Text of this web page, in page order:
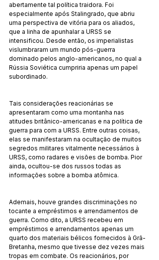
abertamente tal política traidora. Foi
especialmente após Stalingrado, que abriu
uma perspectiva de vitória para os aliados,
que a linha de apunhalar a URSS se
intensificou. Desde então, os imperialistas
vislumbraram um mundo pós-guerra
dominado pelos anglo-americanos, no qual a
Rússia Soviética cumpriria apenas um papel
subordinado.
Tais considerações reacionárias se
apresentaram como uma montanha nas
atitudes britânico-americanas e na política de
guerra para com a URSS. Entre outras coisas,
elas se manifestaram na ocultação de muitos
segredos militares vitalmente necessários à
URSS, como radares e visões de bomba. Pior
ainda, ocultou-se dos russos todas as
informações sobre a bomba atômica.
Ademais, houve grandes discriminações no
tocante a empréstimos e arrendamentos de
guerra. Como dito, a URSS recebeu em
empréstimos e arrendamentos apenas um
quarto dos materiais bélicos fornecidos à Grã-
Bretanha, mesmo que tivesse dez vezes mais
tropas em combate. Os reacionários, por